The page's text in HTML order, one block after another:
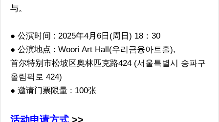
与。
● 公演时间 : 2025年4月6日(周日) 18：30
● 公演地点 : Woori Art Hall(우리금융아트홀),
首尔特别市松坡区奥林匹克路424 (서울특별시 송파구
올림픽로 424)
● 邀请门票限量 : 100张
活动申请方式 >>